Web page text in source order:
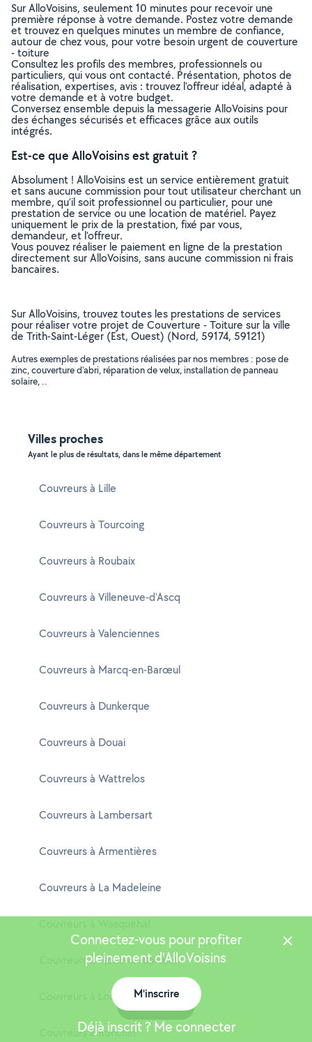
Sur AlloVoisins, seulement 10 minutes pour recevoir une
première réponse à votre demande. Postez votre demande
et trouvez en quelques minutes un membre de confiance,
autour de chez vous, pour votre besoin urgent de couverture
- toiture
Consultez les profils des membres, professionnels ou
particuliers, qui vous ont contacté. Présentation, photos de
réalisation, expertises, avis : trouvez l'offreur idéal, adapté à
votre demande et à votre budget.
Conversez ensemble depuis la messagerie AlloVoisins pour
des échanges sécurisés et efficaces grâce aux outils
intégrés.
Est-ce que AlloVoisins est gratuit ?
Absolument ! AlloVoisins est un service entièrement gratuit
et sans aucune commission pour tout utilisateur cherchant un
membre, qu’il soit professionnel ou particulier, pour une
prestation de service ou une location de matériel. Payez
uniquement le prix de la prestation, fixé par vous,
demandeur, et l’offreur.
Vous pouvez réaliser le paiement en ligne de la prestation
directement sur AlloVoisins, sans aucune commission ni frais
bancaires.
Sur AlloVoisins, trouvez toutes les prestations de services
pour réaliser votre projet de Couverture - Toiture sur la ville
de Trith-Saint-Léger (Est, Ouest) (Nord, 59174, 59121)
Autres exemples de prestations réalisées par nos membres : pose de
zinc, couverture d'abri, réparation de velux, installation de panneau
solaire, ..
Villes proches
Ayant le plus de résultats, dans le même département
Couvreurs à Lille
Couvreurs à Tourcoing
Couvreurs à Roubaix
Couvreurs à Villeneuve-d'Ascq
Couvreurs à Valenciennes
Couvreurs à Marcq-en-Barœul
Couvreurs à Dunkerque
Couvreurs à Douai
Couvreurs à Wattrelos
Couvreurs à Lambersart
Couvreurs à Armentières
Couvreurs à La Madeleine
Couvreurs à Mons-en-Barœul
Couvreurs à Loos
Couvreurs à Ronchin
Connectez-vous pour profiter
pleinement d'AlloVoisins
M'inscrire
Déjà inscrit ? Me connecter